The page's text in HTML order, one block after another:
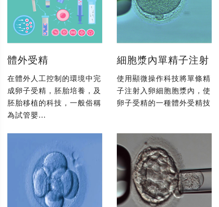
體外受精
在體外人工控制的環境中完
成卵子受精，胚胎培養，及
胚胎移植的科技，一般俗稱
為試管嬰...
細胞漿內單精子注射
使用顯微操作科技將單條精
子注射入卵細胞胞漿內，使
卵子受精的一種體外受精技